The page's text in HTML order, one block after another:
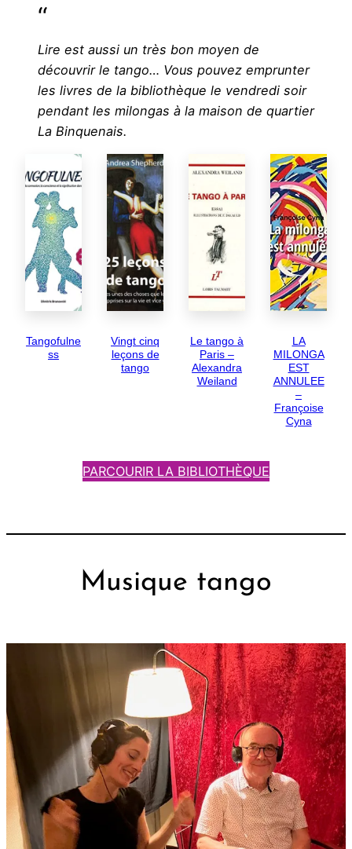
Lire est aussi un très bon moyen de
découvrir le tango… Vous pouvez emprunter
les livres de la bibliothèque le vendredi soir
pendant les milongas à la maison de quartier
La Binquenais.
Tangofulne
ss
Vingt cinq
leçons de
tango
Le tango à
Paris –
Alexandra
Weiland
LA
MILONGA
EST
ANNULEE
–
Françoise
Cyna
PARCOURIR LA BIBLIOTHÈQUE
Musique tango